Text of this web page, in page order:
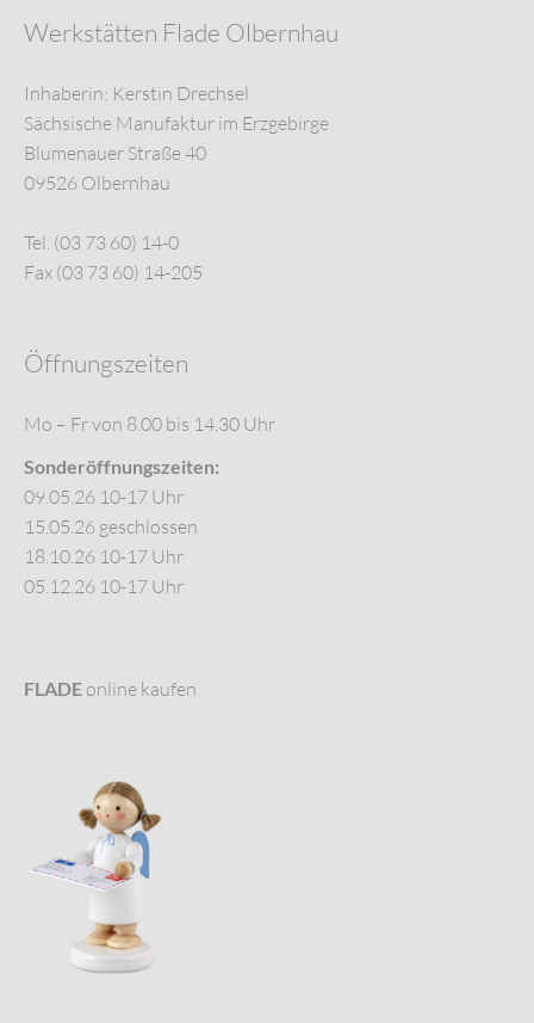
Werkstätten Flade Olbernhau
Inhaberin: Kerstin Drechsel
Sächsische Manufaktur im Erzgebirge
Blumenauer Straße 40
09526 Olbernhau
Tel. (03 73 60) 14-0
Fax (03 73 60) 14-205
Öffnungszeiten
Mo – Fr von 8.00 bis 14.30 Uhr
Sonderöffnungszeiten:
09.05.26 10-17 Uhr
15.05.26 geschlossen
18.10.26 10-17 Uhr
05.12.26 10-17 Uhr
FLADE online kaufen